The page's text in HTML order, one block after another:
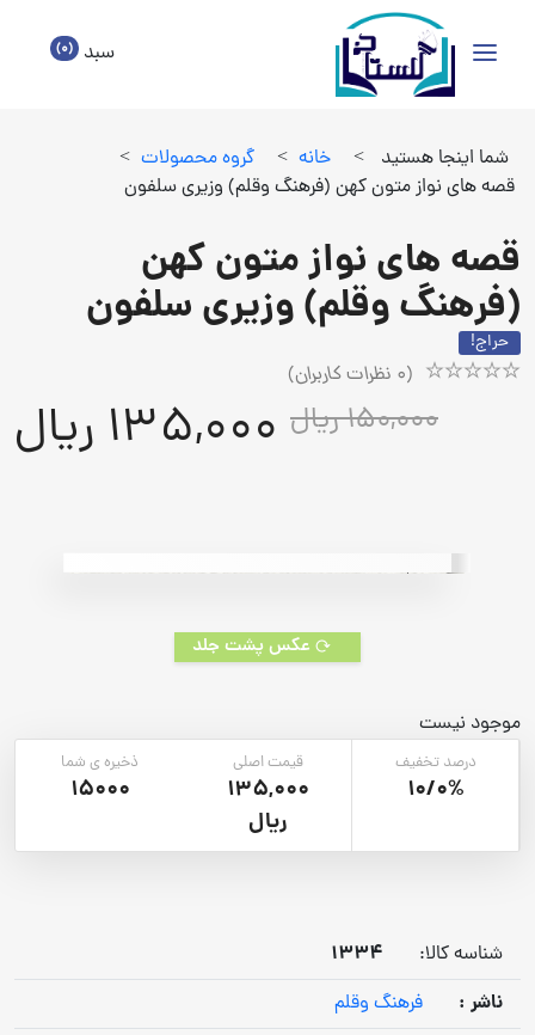
سبد (0)
شما اینجا هستید > خانه > گروه محصولات >
قصه های نواز متون کهن (فرهنگ وقلم) وزیری سلفون
قصه های نواز متون کهن
(فرهنگ وقلم) وزیری سلفون
حراج!
(
0 نظرات کاربران)
150,000 ریال 135,000 ریال
عکس پشت جلد
موجود نیست
درصد تخفیف
10/0%
قیمت اصلی
135,000
ریال
ذخیره ی شما
15000
شناسه کالا:
1334
ناشر :
فرهنگ وقلم